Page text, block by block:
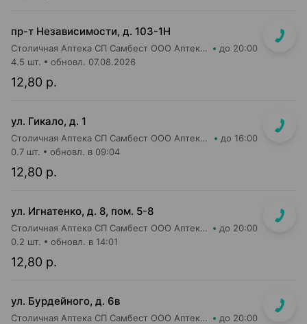
пр-т Независимости, д. 103-1Н
Столичная Аптека СП Самбест ООО Аптека №25 до 20:00
12,80 р.
4.5 шт. обновл. 07.08.2026
ул. Гикало, д. 1
Столичная Аптека СП Самбест ООО Аптека №16 до 16:00
12,80 р.
0.7 шт. обновл. в 09:04
ул. Игнатенко, д. 8, пом. 5-8
Столичная Аптека СП Самбест ООО Аптека №22 до 20:00
12,80 р.
0.2 шт. обновл. в 14:01
ул. Бурдейного, д. 6в
Столичная Аптека СП Самбест ООО Аптека №23 до 20:00